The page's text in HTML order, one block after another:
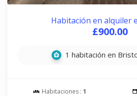
Habitación en alquiler
£900.00
1 habitación en
Habitaciones : 1